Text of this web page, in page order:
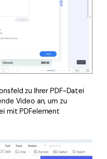
zu Ihrer PDF-Datei
Video an, um zu
mit PDFelement